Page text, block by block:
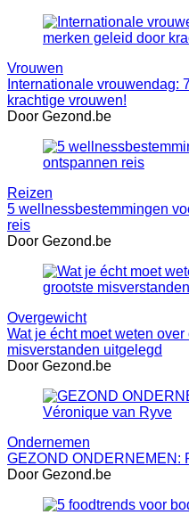
Vrouwen
Internationale vrouwendag:
krachtige vrouwen!
Door Gezond.be
Reizen
5 wellnessbestemmingen
reis
Door Gezond.be
Overgewicht
Wat je écht moet weten
misverstanden uitgelegd
Door Gezond.be
Ondernemen
GEZOND ONDERNEMEN:
Door Gezond.be